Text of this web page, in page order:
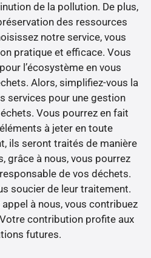
de la pollution. De plus,
des ressources
notre service, vous
pratique et efficace. Vous
l’écosystème en vous
Alors, simplifiez-vous la
services pour une gestion
Vous pourrez en fait
à jeter en toute
ils seront traités de manière
grâce à nous, vous pourrez
de vos déchets.
soucier de leur traitement.
à nous, vous contribuez
contribution profite aux
futures.